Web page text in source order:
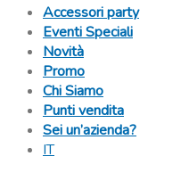
Accessori party
Eventi Speciali
Novità
Promo
Chi Siamo
Punti vendita
Sei un’azienda?
IT